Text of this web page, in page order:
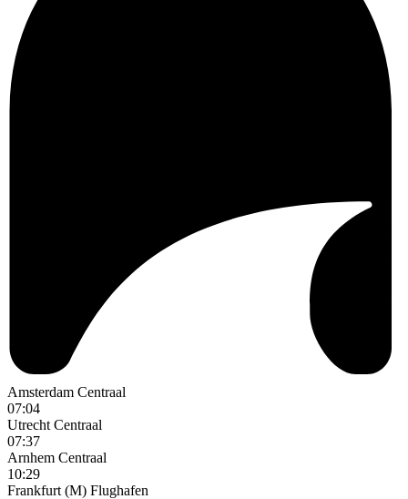
Amsterdam Centraal
07:04
Utrecht Centraal
07:37
Arnhem Centraal
10:29
Frankfurt (M) Flughafen